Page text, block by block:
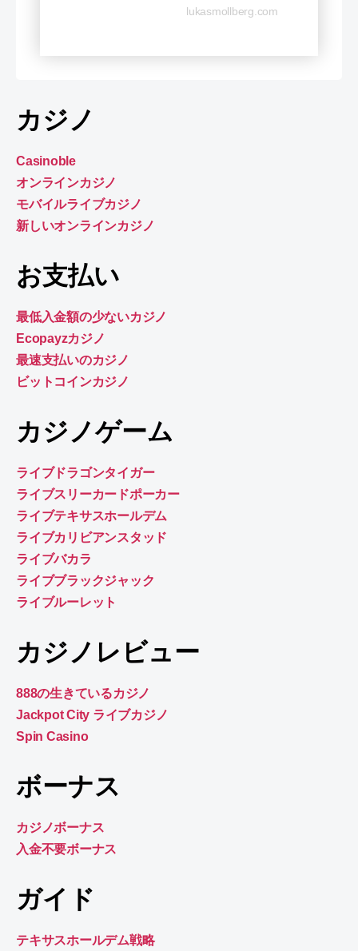
lukasmollberg.com
カジノ
Casinoble
オンラインカジノ
モバイルライブカジノ
新しいオンラインカジノ
お支払い
最低入金額の少ないカジノ
Ecopayzカジノ
最速支払いのカジノ
ビットコインカジノ
カジノゲーム
ライブドラゴンタイガー
ライブスリーカードポーカー
ライブテキサスホールデム
ライブカリビアンスタッド
ライブバカラ
ライブブラックジャック
ライブルーレット
カジノレビュー
888の生きているカジノ
Jackpot City ライブカジノ
Spin Casino
ボーナス
カジノボーナス
入金不要ボーナス
ガイド
テキサスホールデム戦略